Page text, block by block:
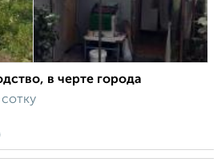
в черте города
сотку